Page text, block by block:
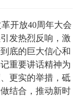
开放40周年大会
发热烈反响，激
底的巨大信心和
重要讲话精神为
更实的举措，砥
结合，推动新时